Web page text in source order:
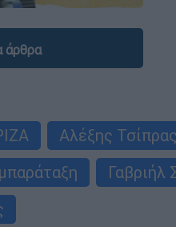
άρθρα
Αλέξης Τσίπρας
Γαβριήλ